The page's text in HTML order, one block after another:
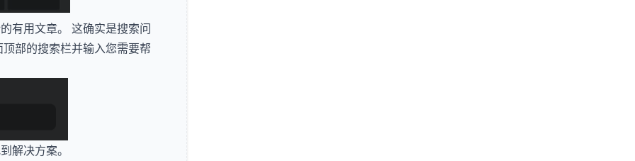
有用文章。 这确实是搜索问
部的搜索栏并输入您需要帮
解决方案。